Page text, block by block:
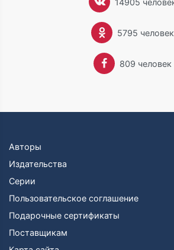
Награжден орденом Дружбы
Калмыкия «Навеки вместе».
международного конкурса
поэзии «Ак торна»,
премий: имени Александра
верные сыны», Бунинской,
городской Думы. Пятнадцать
писателей России.
5795 человек
809 человек
Авторы
Издательства
Серии
Пользовательское соглашение
Подарочные сертификаты
Поставщикам